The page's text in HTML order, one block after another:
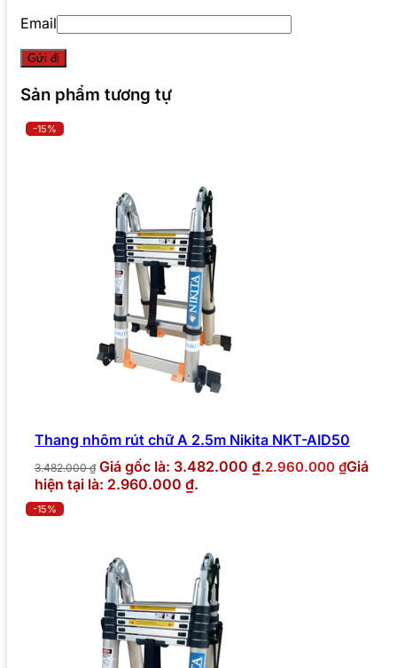
Email
Sản phẩm tương tự
-15%
Thang nhôm rút chữ A 2.5m Nikita NKT-AID50
3.482.000₫ Giá gốc là: 3.482.000 ₫.2.960.000 ₫Giá
hiện tại là: 2.960.000 ₫.
-15%